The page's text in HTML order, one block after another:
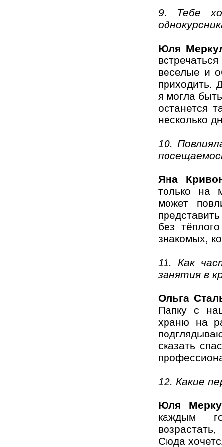
9. Тебе
Юля
веселые и
приходить.
я могла
останется
несколько
10.
Яна
только на
может
без
знакомых,
11. Как
занятия в
Ольга
Папку с
храню на
сказать
12. Какие
Юля
каждым
Сюда